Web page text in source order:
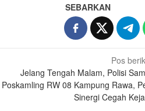
SEBARKAN
Pos
Jelang Tengah Malam, Polisi
Poskamling RW 08 Kampung Rawa,
Sinergi Cegah